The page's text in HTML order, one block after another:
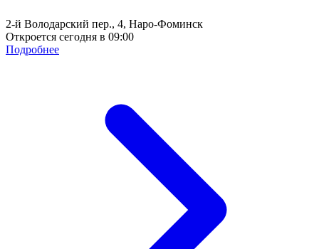
2-й Володарский пер., 4, Наро-Фоминск
Откроется сегодня в 09:00
Подробнее